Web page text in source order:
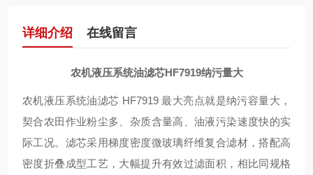
详细介绍 在线留言
农机液压系统油滤芯HF7919纳污量大
农机液压系统油滤芯 HF7919 最大亮点就是纳污容量大 ，
契合农田作业粉尘多、杂质含量高、油液污染速度快的实
际工况。滤芯采用梯度密度微玻璃纤维复合滤材，搭配高
密度折叠成型工艺，大幅提升有效过滤面积，相比同规格